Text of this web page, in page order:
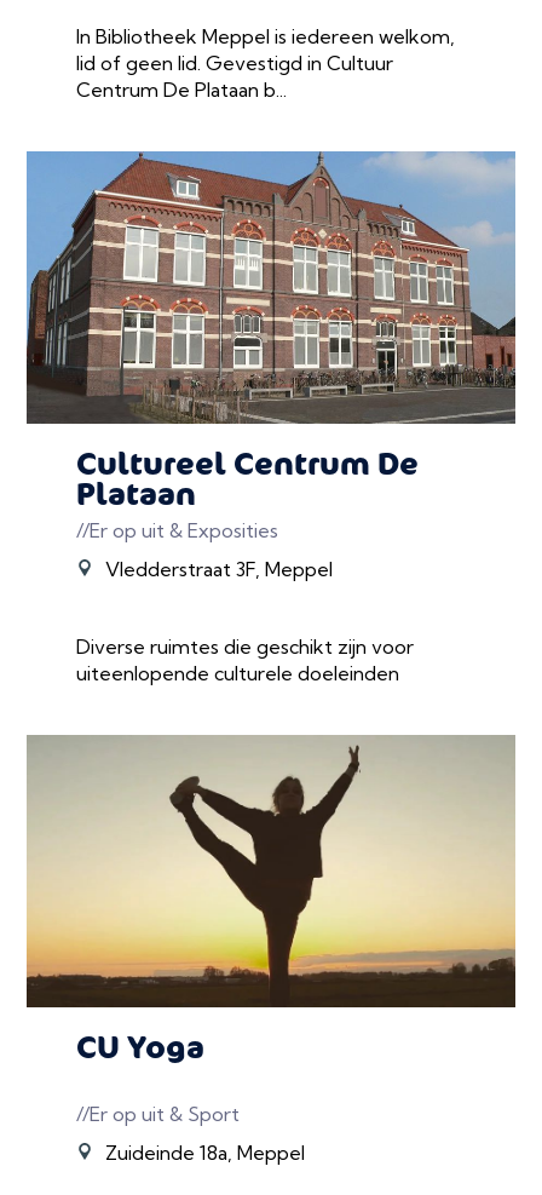
In Bibliotheek Meppel is iedereen welkom,
lid of geen lid. Gevestigd in Cultuur
Centrum De Plataan b...
Cultureel Centrum De
Plataan
//Er op uit & Exposities
Vledderstraat 3F, Meppel
Diverse ruimtes die geschikt zijn voor
uiteenlopende culturele doeleinden
CU Yoga
//Er op uit & Sport
Zuideinde 18a, Meppel